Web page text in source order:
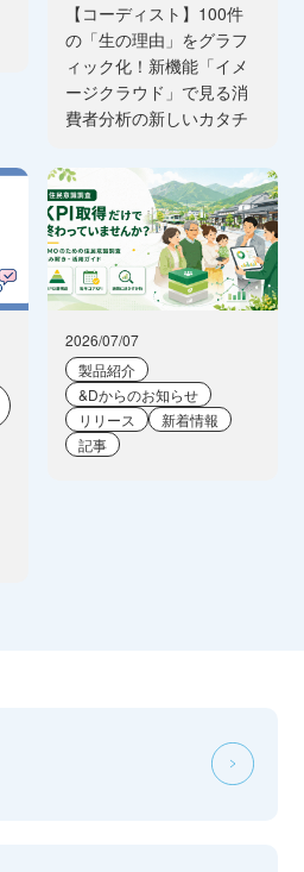
【コーディスト】100件
の「生の理由」をグラフ
ィック化！新機能「イメ
ージクラウド」で見る消
費者分析の新しいカタチ
2026/07/07
製品紹介
&Dからのお知らせ
リリース
新着情報
記事